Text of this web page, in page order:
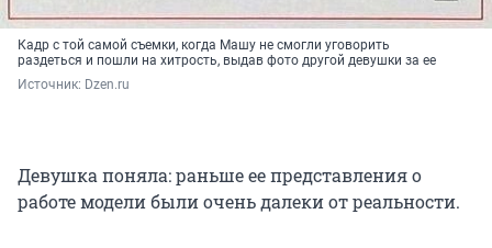
Кадр с той самой съемки, когда Машу не смогли уговорить
раздеться и пошли на хитрость, выдав фото другой девушки за ее
Источник: Dzen.ru
Девушка поняла: раньше ее представления о
работе модели были очень далеки от реальности.